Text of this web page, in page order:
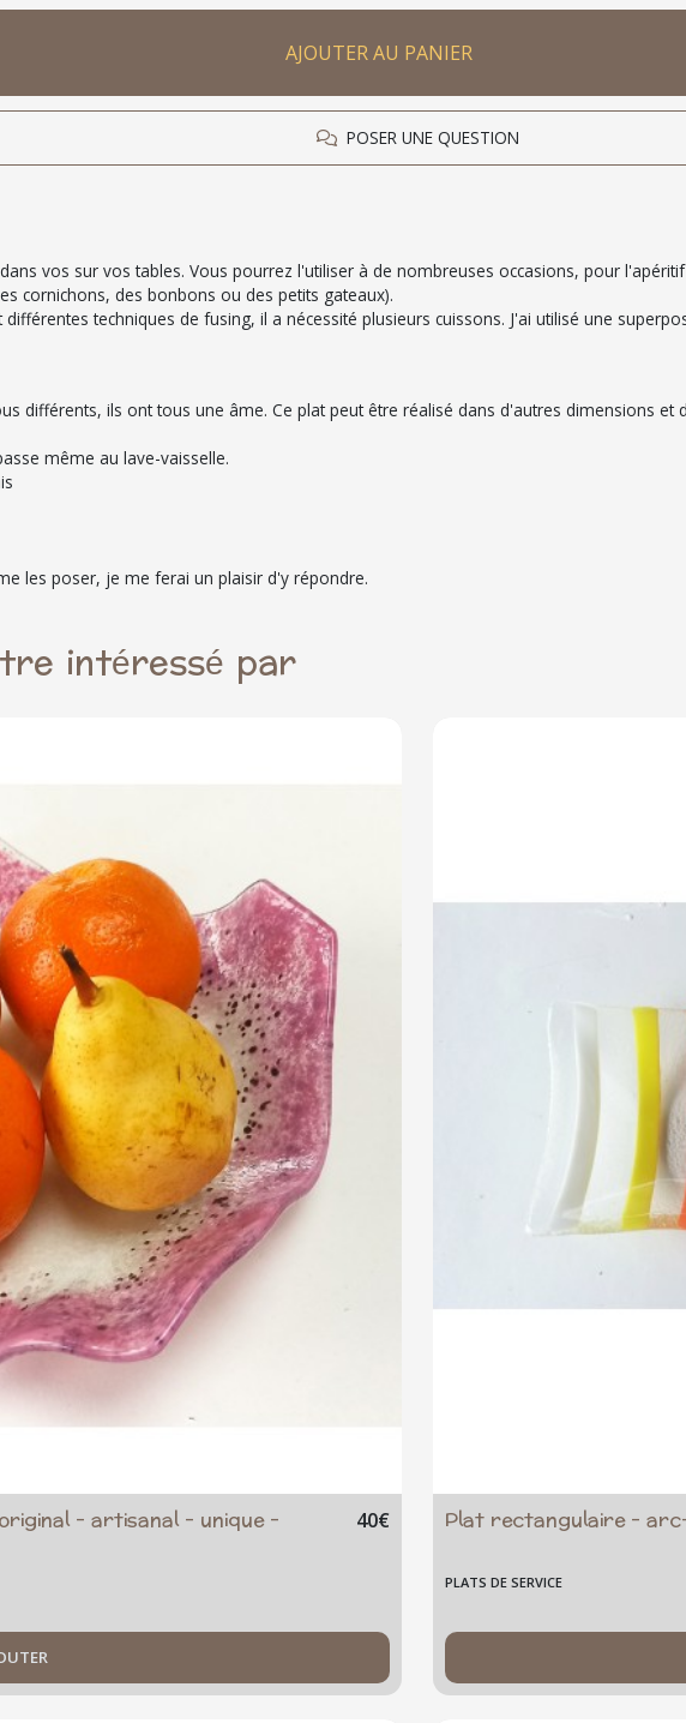
AJOUTER AU PANIER
POSER UNE QUESTION
vos sur vos tables. Vous pourrez l'utiliser à de nombreuses occasions, pour
cornichons, des bonbons ou des petits gateaux).
techniques de fusing, il a nécessité plusieurs cuissons. J'ai utilisé une
différents, ils ont tous une âme. Ce plat peut être réalisé dans d'autres dimensions et
même au lave-vaisselle.
les poser, je me ferai un plaisir d'y répondre.
intéressé par
- artisanal - unique -
40€ Plat rectangulaire -
PLATS DE SERVICE